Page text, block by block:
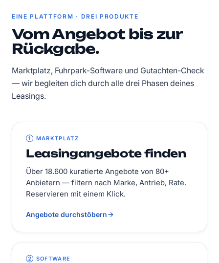
EINE PLATTFORM · DREI PRODUKTE
Vom Angebot bis zur
Rückgabe.
Marktplatz, Fuhrpark-Software und Gutachten-Check
— wir begleiten dich durch alle drei Phasen deines
Leasings.
① MARKTPLATZ
Leasingangebote finden
Über 18.600 kuratierte Angebote von 80+
Anbietern — filtern nach Marke, Antrieb, Rate.
Reservieren mit einem Klick.
Angebote durchstöbern
② SOFTWARE